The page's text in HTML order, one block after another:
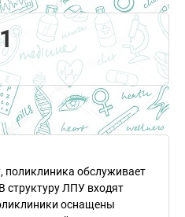
поликлиника обслуживает
структуру ЛПУ входят
оснащены